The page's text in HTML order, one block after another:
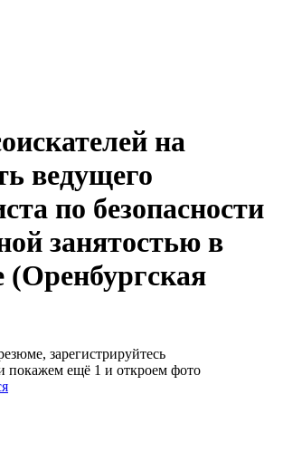
на
ведущего
по безопасности
занятостью в
(Оренбургская
зарегистрируйтесь
покажем ещё 1 и откроем фото